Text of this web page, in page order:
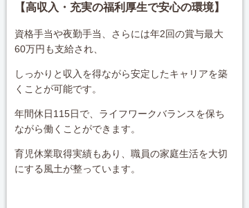
【高収入・充実の福利厚生で安心の環境】
資格手当や夜勤手当、さらには年2回の賞与最大
60万円も支給され、
しっかりと収入を得ながら安定したキャリアを築
くことが可能です。
年間休日115日で、ライフワークバランスを保ち
ながら働くことができます。
育児休業取得実績もあり、職員の家庭生活を大切
にする風土が整っています。